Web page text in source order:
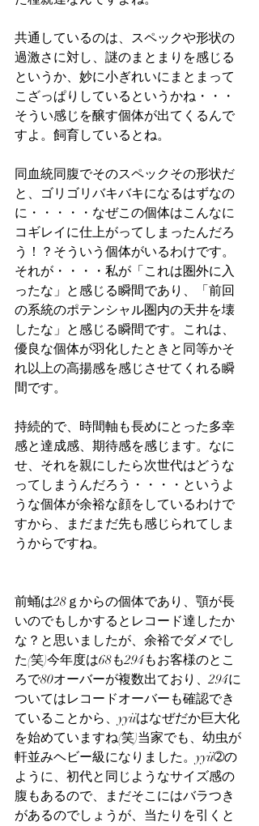
共通しているのは、スペックや形状の
過激さに対し、謎のまとまりを感じる
というか、妙に小ぎれいにまとまって
こざっぱりしているというかね・・・
そうい感じを醸す個体が出てくるんで
すよ。飼育しているとね。
同血統同腹でそのスペックその形状だ
と、ゴリゴリバキバキになるはずなの
に・・・・・なぜこの個体はこんなに
コギレイに仕上がってしまったんだろ
う！？そういう個体がいるわけです。
それが・・・・私が「これは圏外に入
ったな」と感じる瞬間であり、「前回
の系統のポテンシャル圏内の天井を壊
したな」と感じる瞬間です。これは、
優良な個体が羽化したときと同等かそ
れ以上の高揚感を感じさせてくれる瞬
間です。
持続的で、時間軸も長めにとった多幸
感と達成感、期待感を感じます。なに
せ、それを親にしたら次世代はどうな
ってしまうんだろう・・・・というよ
うな個体が余裕な顔をしているわけで
すから、まだまだ先も感じられてしま
うからですね。
前蛹は28ｇからの個体であり、顎が長
いのでもしかするとレコード達したか
な？と思いましたが、余裕でダメでし
た(笑)今年度は68も294もお客様のとこ
ろで80オーバーが複数出ており、294に
ついてはレコードオーバーも確認でき
ていることから、yyiiはなぜだか巨大化
を始めていますね(笑)当家でも、幼虫が
軒並みヘビー級になりました。yyii➁の
ように、初代と同じようなサイズ感の
腹もあるので、まだそこにはバラつき
があるのでしょうが、当たりを引くと